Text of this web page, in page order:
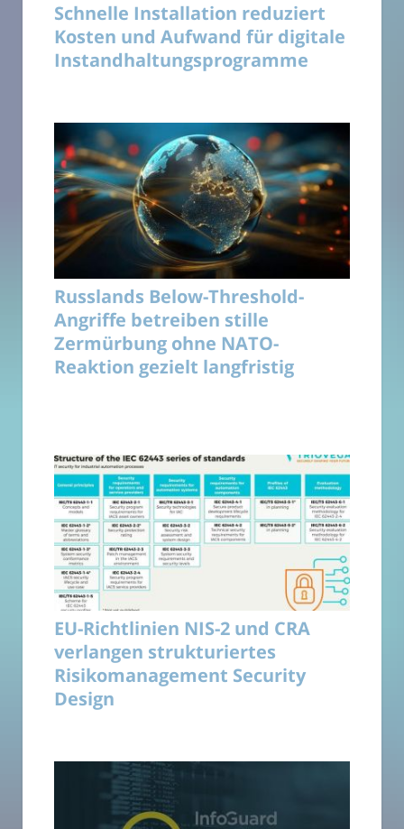
Schnelle Installation reduziert
Kosten und Aufwand für digitale
Instandhaltungsprogramme
Russlands Below-Threshold-
Angriffe betreiben stille
Zermürbung ohne NATO-
Reaktion gezielt langfristig
EU-Richtlinien NIS-2 und CRA
verlangen strukturiertes
Risikomanagement Security
Design